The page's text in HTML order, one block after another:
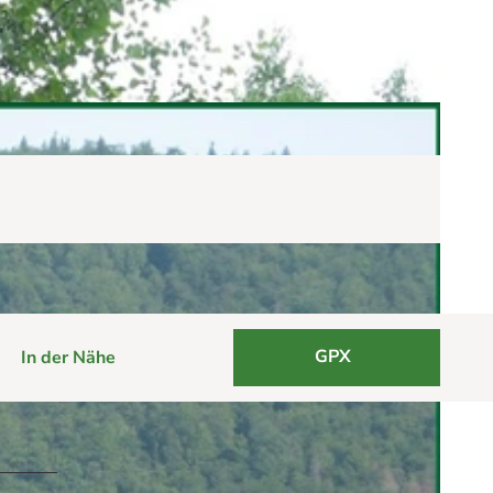
In der Nähe GPX